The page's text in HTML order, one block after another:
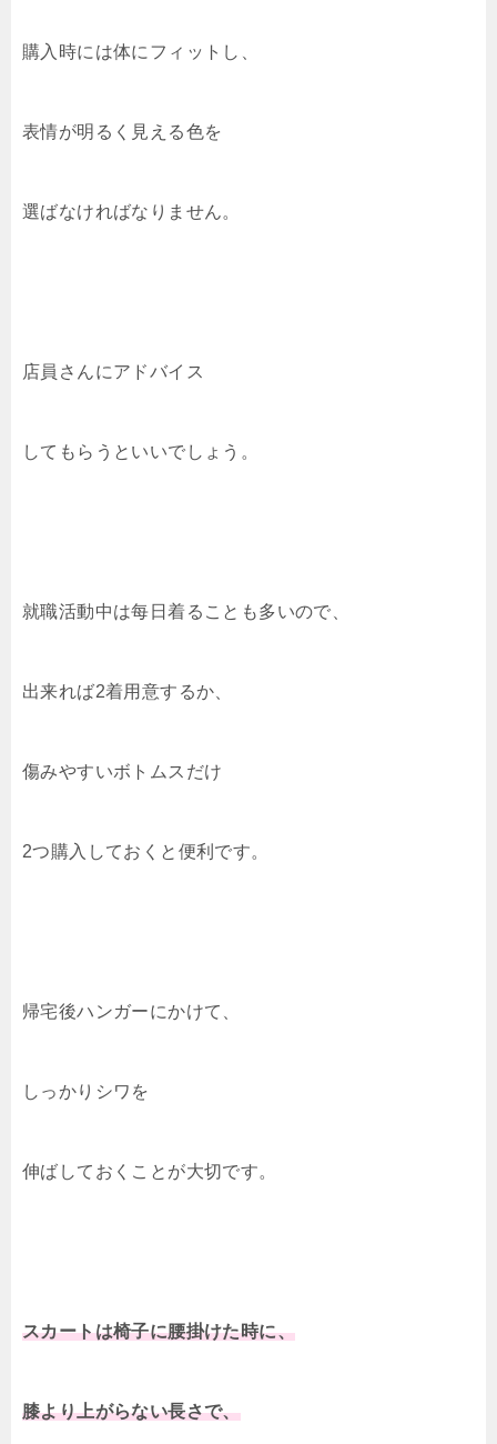
購入時には体にフィットし、
表情が明るく見える色を
選ばなければなりません。
店員さんにアドバイス
してもらうといいでしょう。
就職活動中は每日着ることも多いので、
出来れば2着用意するか、
傷みやすいボトムスだけ
2つ購入しておくと便利です。
帰宅後ハンガーにかけて、
しっかりシワを
伸ばしておくことが大切です。
スカートは椅子に腰掛けた時に、
膝より上がらない長さで、